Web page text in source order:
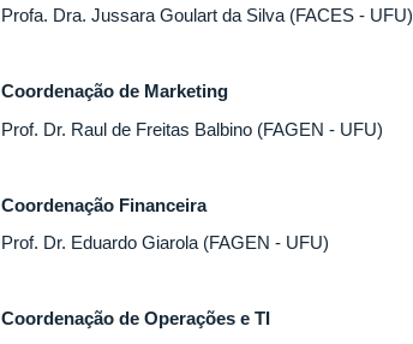
Profa. Dra. Jussara Goulart da Silva (FACES - UFU)
Coordenação de Marketing
Prof. Dr. Raul de Freitas Balbino (FAGEN - UFU)
Coordenação Financeira
Prof. Dr. Eduardo Giarola (FAGEN - UFU)
Coordenação de Operações e TI